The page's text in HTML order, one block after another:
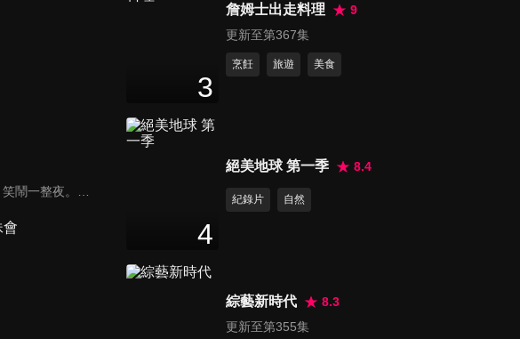
柱合體！發布會會後聯訪完整
版｜2026 Fubon Angels 開季
媒體發佈會 | ofiii全免費影視平
16分鐘
第1234集 泰劇《Unlimited
作發佈會 - 禹棹煥,李相二,Rain
3分鐘
第1237集 泰劇《愛情毒藥
3
詹姆士出走料理
9
更新至第367集
烹飪 旅遊 美食
4
絕美地球 第一季 8.4
紀錄片 自然
綜藝新時代
8.3
更新至第355集